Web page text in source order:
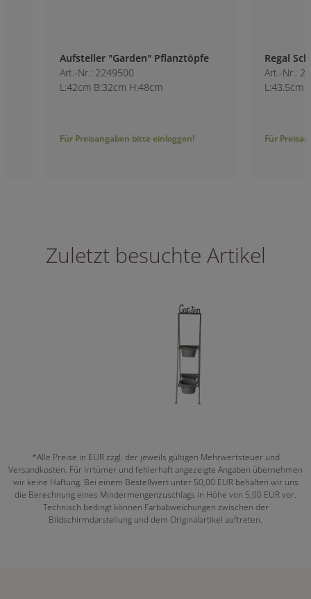
Aufsteller "Garden" Pflanztöpfe
Art.-Nr.: 2249500
L:42cm B:32cm H:48cm
Für Preisangaben bitte einloggen!
Regal
Art.-Nr.: 2250200
L:43.5cm B:22cm
Für Preisangaben
Zuletzt besuchte Artikel
*Alle Preise in EUR zzgl. der jeweils gültigen Mehrwertsteuer und
Versandkosten. Für Irrtümer und fehlerhaft angezeigte Angaben übernehmen
wir keine Haftung. Bei einem Bestellwert unter 50,00 EUR behalten wir uns
die Berechnung eines Mindermengenzuschlags in Höhe von 5,00 EUR vor.
Technisch bedingt können Farbabweichungen zwischen der
Bildschirmdarstellung und dem Originalartikel auftreten.